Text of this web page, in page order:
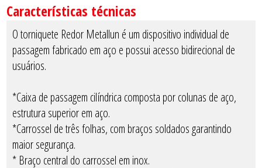
Características técnicas
O torniquete Redor Metallun é um dispositivo individual de
passagem fabricado em aço e possui acesso bidirecional de
usuários.
*Caixa de passagem cilíndrica composta por colunas de aço,
estrutura superior em aço.
*Carrossel de três folhas, com braços soldados garantindo
maior segurança.
* Braço central do carrossel em inox.